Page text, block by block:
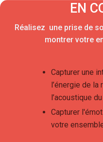
EN
Réalisez une prise de
montrer votre
Capturer une
l’énergie de
l’acoustique
Capturer
votre